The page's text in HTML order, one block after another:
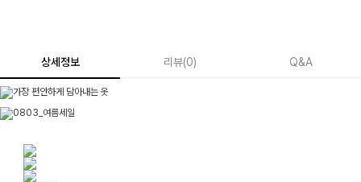
상세정보 리뷰(0) Q&A